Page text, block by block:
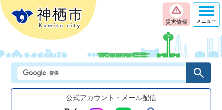
災害情報
公式アカウント・メール配信
メニュー